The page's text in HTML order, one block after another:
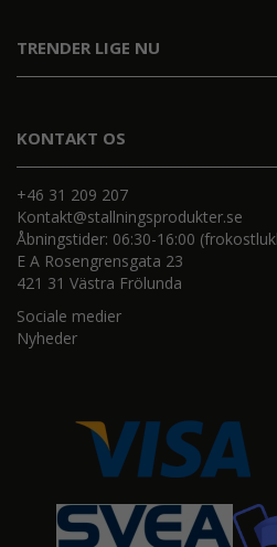
KONTAKT OS
+46 31 209 207
Kontakt@stallningsprodukter.se
Åbningstider: 06:30-16:00
E A Rosengrensgata 23
421 31 Västra Frölunda
Sociale medier
Nyheder
TRENDER LIGE NU